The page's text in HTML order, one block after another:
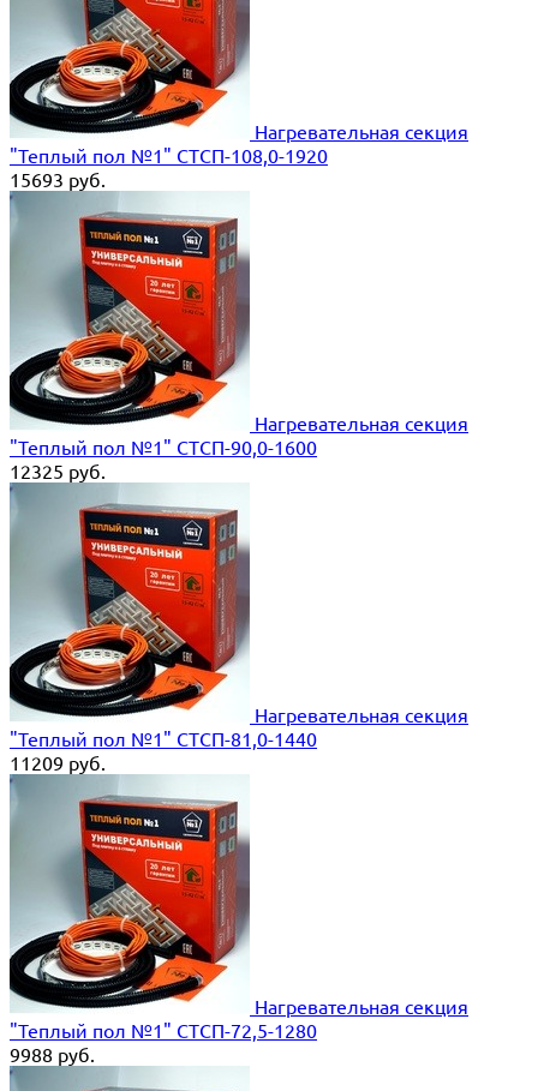
Нагревательная секция
"Теплый пол №1" СТСП-108,0-1920
15693 руб.
Нагревательная секция
"Теплый пол №1" СТСП-90,0-1600
12325 руб.
Нагревательная секция
"Теплый пол №1" СТСП-81,0-1440
11209 руб.
Нагревательная секция
"Теплый пол №1" СТСП-72,5-1280
9988 руб.